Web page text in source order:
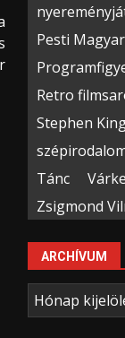
Pesti
Retro
Stephen
Tánc
Zsigmond
ARCHÍVUM
Archívum